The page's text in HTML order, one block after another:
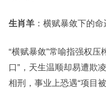
生肖羊：横赋暴敛下的命
“横赋暴敛”常喻指强权压
口”，天生温顺却易遭欺
相刑，事业上恐遇“项目